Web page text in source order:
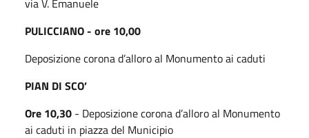
PULICCIANO - ore 10,00
Deposizione corona d’alloro al Monumento ai caduti
PIAN DI SCO’
Ore 10,30 - Deposizione corona d’alloro al Monumento
ai caduti in piazza del Municipio